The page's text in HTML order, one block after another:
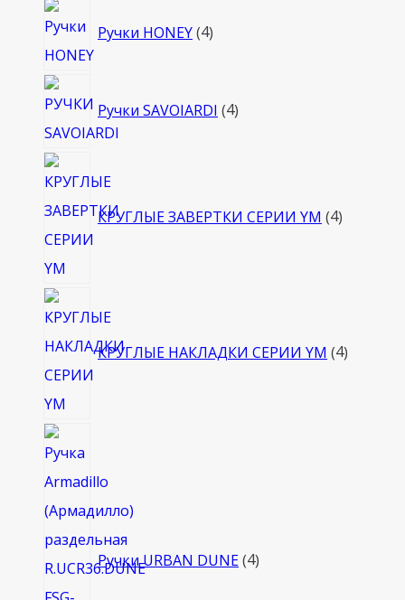
Ручки HONEY 4товара
Ручки SAVOIARDI 4товара
КРУГЛЫЕ ЗАВЕРТКИ СЕРИИ YM 4
КРУГЛЫЕ НАКЛАДКИ СЕРИИ YM 4
Ручки URBAN DUNE 4